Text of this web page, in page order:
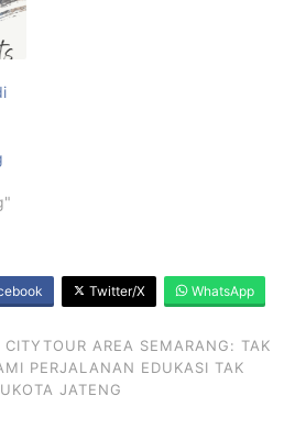
Twitter/X WhatsApp
AREA SEMARANG: TAK
PERJALANAN EDUKASI TAK
JATENG